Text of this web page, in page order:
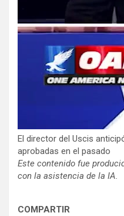
El director del Uscis
aprobadas en el pasado
Este contenido fue
con la asistencia de la IA.
COMPARTIR